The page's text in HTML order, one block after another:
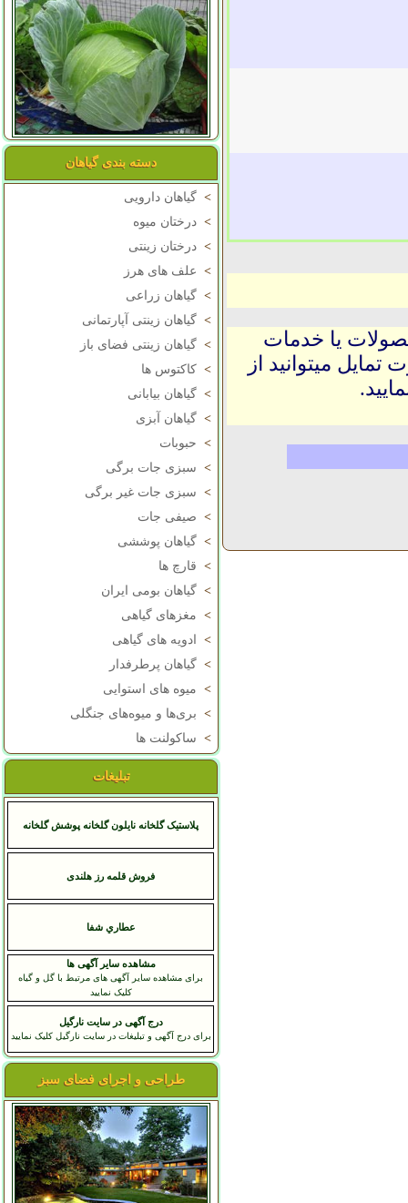
دسته بندی گیاهان
> گیاهان دارویی
> درختان میوه
> درختان زینتی
> علف های هرز
> گیاهان زراعی
> گیاهان زینتی آپارتمانی
> گیاهان زینتی فضای باز
> کاکتوس ها
> گیاهان بیابانی
> گیاهان آبزی
> حبوبات
> سبزی جات برگی
> سبزی جات غیر برگی
> صیفی جات
> گیاهان پوششی
> قارچ ها
> گیاهان بومی ایران
> مغزهای گیاهی
>
ادویه های گیاهی
> گیاهان پرطرفدار
> میوه های استوایی
> بری‌ها و میوه‌های جنگلی
> ساکولنت ها
تبلیغات
پلاستیک گلخانه نایلون گلخانه پوشش گلخانه
فروش قلمه رز هلندی
عطاري شفا
مشاهده سایر آگهی ها
برای مشاهده سایر آگهی های مرتبط با گل و گیاه
کلیک نمایید
درج آگهی در سایت نارگیل
برای درج آگهی و تبلیغات در سایت نارگیل کلیک نمایید
طراحی و اجرای فضای سبز
یا خدمات
میتوانید از